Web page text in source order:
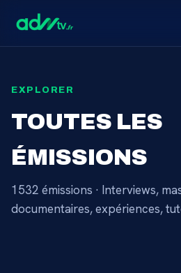
EXPLORER
TOUTES LES
ÉMISSIONS
1532 émissions · Interviews,
documentaires, expériences,